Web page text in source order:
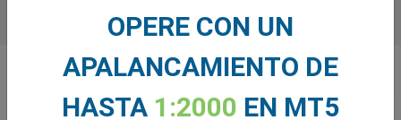
OPERE CON UN
APALANCAMIENTO DE
HASTA 1:2000 EN MT5